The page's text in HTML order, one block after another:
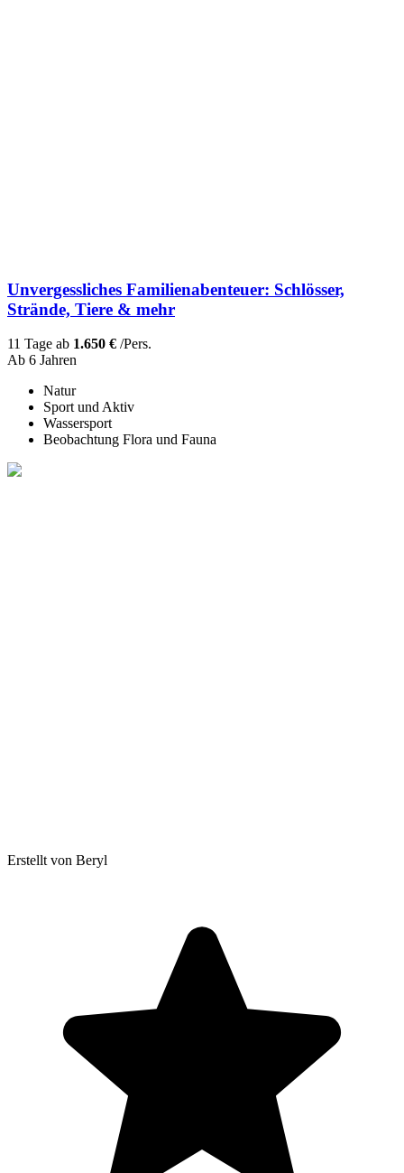
Unvergessliches Familienabenteuer: Schlösser,
Strände, Tiere & mehr
11 Tage ab 1.650 € /Pers.
Ab 6 Jahren
Natur
Sport und Aktiv
Wassersport
Beobachtung Flora und Fauna
Erstellt von Beryl